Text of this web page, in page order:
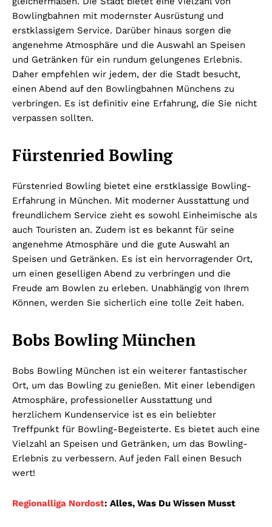
Bowlingbahnen mit modernster Ausrüstung und
erstklassigem Service. Darüber hinaus sorgen die
angenehme Atmosphäre und die Auswahl an Speisen
und Getränken für ein rundum gelungenes Erlebnis.
Daher empfehlen wir jedem, der die Stadt besucht,
einen Abend auf den Bowlingbahnen Münchens zu
verbringen. Es ist definitiv eine Erfahrung, die Sie nicht
verpassen sollten.
Fürstenried Bowling
Fürstenried Bowling bietet eine erstklassige Bowling-
Erfahrung in München. Mit moderner Ausstattung und
freundlichem Service zieht es sowohl Einheimische als
auch Touristen an. Zudem ist es bekannt für seine
angenehme Atmosphäre und die gute Auswahl an
Speisen und Getränken. Es ist ein hervorragender Ort,
um einen geselligen Abend zu verbringen und die
Freude am Bowlen zu erleben. Unabhängig von Ihrem
Können, werden Sie sicherlich eine tolle Zeit haben.
Bobs Bowling München
Bobs Bowling München ist ein weiterer fantastischer
Ort, um das Bowling zu genießen. Mit einer lebendigen
Atmosphäre, professioneller Ausstattung und
herzlichem Kundenservice ist es ein beliebter
Treffpunkt für Bowling-Begeisterte. Es bietet auch eine
Vielzahl an Speisen und Getränken, um das Bowling-
Erlebnis zu verbessern. Auf jeden Fall einen Besuch
wert!
Regionalliga Nordost: Alles, Was Du Wissen Musst